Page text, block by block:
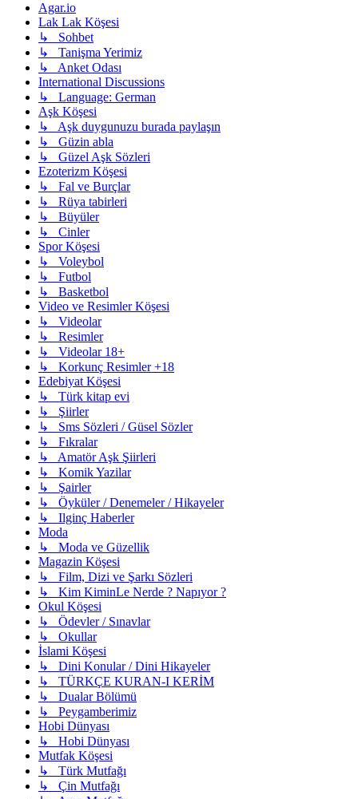
Agar.io
Lak Lak Köşesi
↳ Sohbet
↳ Tanişma Yerimiz
↳ Anket Odası
International Discussions
↳ Language: German
Aşk Köşesi
↳ Aşk duygunuzu burada paylaşın
↳ Güzin abla
↳ Güzel Aşk Sözleri
Ezoterizm Köşesi
↳ Fal ve Burçlar
↳ Rüya tabirleri
↳ Büyüler
↳ Cinler
Spor Köşesi
↳ Voleybol
↳ Futbol
↳ Basketbol
Video ve Resimler Köşesi
↳ Videolar
↳ Resimler
↳ Videolar 18+
↳ Korkunç Resimler +18
Edebiyat Köşesi
↳ Türk kitap evi
↳ Şiirler
↳ Sms Sözleri / Güsel Sözler
↳ Fıkralar
↳ Amatör Aşk Şiirleri
↳ Komik Yazilar
↳ Şairler
↳ Öyküler / Denemeler / Hikayeler
↳ Ilginç Haberler
Moda
↳ Moda ve Güzellik
Magazin Köşesi
↳ Film, Dizi ve Şarkı Sözleri
↳ Kim KiminLe Nerde ? Napıyor ?
Okul Köşesi
↳ Ödevler / Sınavlar
↳ Okullar
İslami Köşesi
↳ Dini Konular / Dini Hikayeler
↳ TÜRKÇE KURAN-I KERİM
↳ Dualar Bölümü
↳ Peygamberimiz
Hobi Dünyası
↳ Hobi Dünyası
Mutfak Köşesi
↳ Türk Mutfağı
↳ Çin Mutfağı